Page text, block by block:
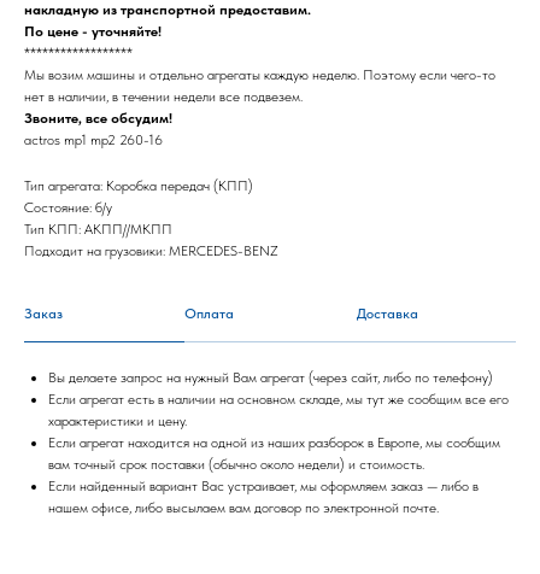
накладную из транспортной предоставим.
По цене - уточняйте!
******************
Мы возим машины и отдельно агрегаты каждую неделю. Поэтому если чего-то
нет в наличии, в течении недели все подвезем.
Звоните, все обсудим!
actros mp1 mp2 260-16
Тип агрегата: Коробка передач (КПП)
Состояние: б/у
Тип КПП: АКПП//МКПП
Подходит на грузовики: MERCEDES-BENZ
Заказ Оплата Доставка
Вы делаете запрос на нужный Вам агрегат (через сайт, либо по телефону)
Если агрегат есть в наличии на основном складе, мы тут же сообщим все его
характеристики и цену.
Если агрегат находится на одной из наших разборок в Европе, мы сообщим
вам точный срок поставки (обычно около недели) и стоимость.
Если найденный вариант Вас устраивает, мы оформляем заказ — либо в
нашем офисе, либо высылаем вам договор по электронной почте.